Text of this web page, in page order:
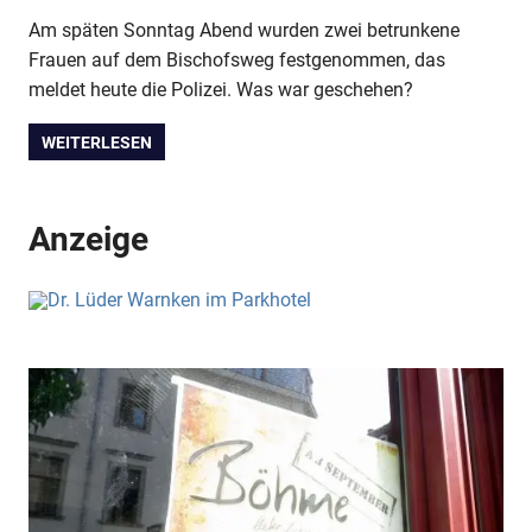
Am späten Sonntag Abend wurden zwei betrunkene
Frauen auf dem Bischofsweg festgenommen, das
meldet heute die Polizei. Was war geschehen?
WEITERLESEN
Anzeige